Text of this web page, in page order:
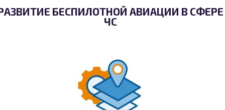
БЕСПИЛОТНОЙ АВИАЦИИ В СФЕРЕ
ЧС